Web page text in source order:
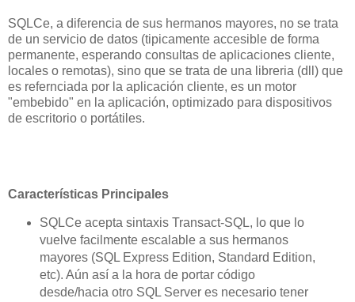
SQLCe, a diferencia de sus hermanos mayores, no se trata
de un servicio de datos (tipicamente accesible de forma
permanente, esperando consultas de aplicaciones cliente,
locales o remotas), sino que se trata de una libreria (dll) que
es refernciada por la aplicación cliente, es un motor
"embebido" en la aplicación, optimizado para dispositivos
de escritorio o portátiles.
Características Principales
SQLCe acepta sintaxis Transact-SQL, lo que lo
vuelve facilmente escalable a sus hermanos
mayores (SQL Express Edition, Standard Edition,
etc). Aún así a la hora de portar código
desde/hacia otro SQL Server es necesario tener